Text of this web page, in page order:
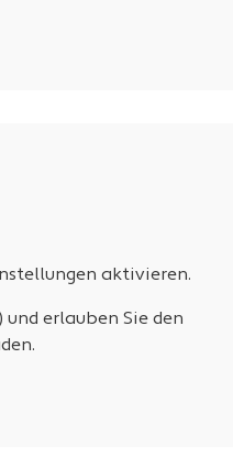
aktivieren.
erlauben Sie den